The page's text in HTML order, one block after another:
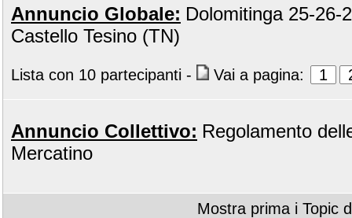
Annuncio Globale: Dolomitinga 25-26-
Castello Tesino (TN)
Lista con 10 partecipanti - Vai a pagina: 1
Annuncio Collettivo: Regolamento
Mercatino
Mostra prima i Topic